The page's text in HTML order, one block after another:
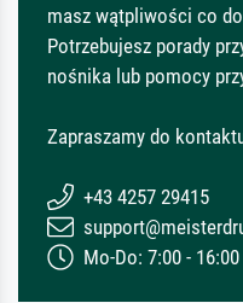
masz wątpliwości co
Potrzebujesz porady
nośnika lub pomocy
Zapraszamy do
+43 4257 29415
Mo-Do: 7:00 -